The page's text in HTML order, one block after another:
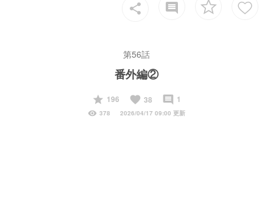
share insert_comment
第56話
番外編②
start
196 favorite 38 insert_comment 1
visibility 378 2026/04/17 09:00 更新